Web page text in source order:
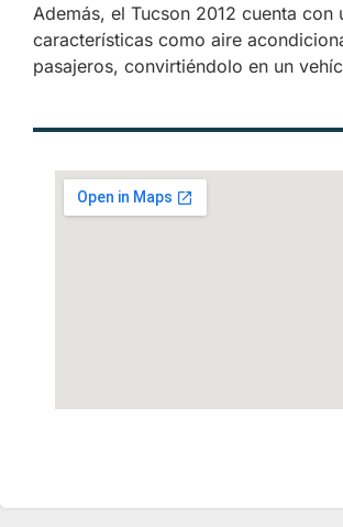
Además, el Tucson 2012 cuenta
características como aire
pasajeros, convirtiéndolo en un